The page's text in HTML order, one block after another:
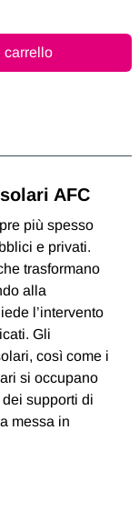
carrello
AFC
più spesso
e privati.
trasformano
alla
l’intervento
Gli
così come i
si occupano
supporti di
messa in